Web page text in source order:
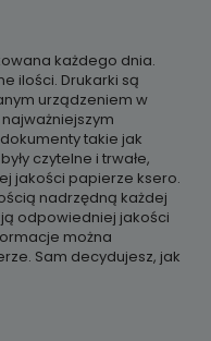
każdego dnia.
ilości. Drukarki są
urządzeniem w
takie jak
czytelne i trwałe,
jakości papierze ksero.
nadrzędną każdej
odpowiedniej jakości
można
Sam decydujesz, jak